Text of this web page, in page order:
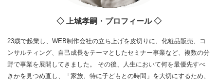
◇ 上城孝嗣・プロフィール ◇
23歳で起業し、WEB制作会社の立ち上げを皮切りに、化粧品販売、コ
ンサルティング、自己成長をテーマとしたセミナー事業など、複数の分
野で事業を展開してきました。 その後、人生において何を最優先すべ
きかを見つめ直し、「家族、特に子どもとの時間」を大切にするため、